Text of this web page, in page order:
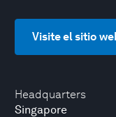
Headquarters
Singapore
Visite el sitio